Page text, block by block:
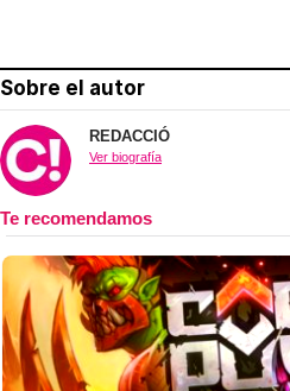
Sobre el autor
REDACCIÓ
Ver biografía